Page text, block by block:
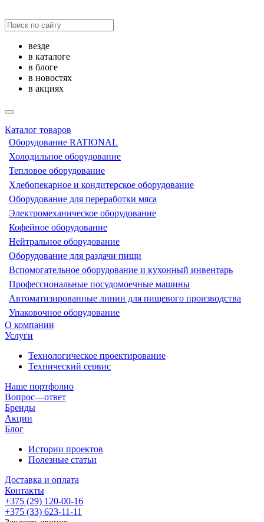
везде
в каталоге
в блоге
в новостях
в акциях
Каталог товаров
Оборудование RATIONAL
Холодильное оборудование
Тепловое оборудование
Хлебопекарное и кондитерское оборудование
Оборудование для переработки мяса
Электромеханическое оборудование
Кофейное оборудование
Нейтральное оборудование
Оборудование для раздачи пищи
Вспомогательное оборудование и кухонный инвентарь
Профессиональные посудомоечные машины
Автоматизированные линии для пищевого производства
Упаковочное оборудование
О компании
Услуги
Технологическое проектирование
Технический сервис
Наше портфолио
Вопрос—ответ
Бренды
Акции
Блог
Истории проектов
Полезные статьи
Доставка и оплата
Контакты
+375 (29) 120-00-16
+375 (33) 623-11-11